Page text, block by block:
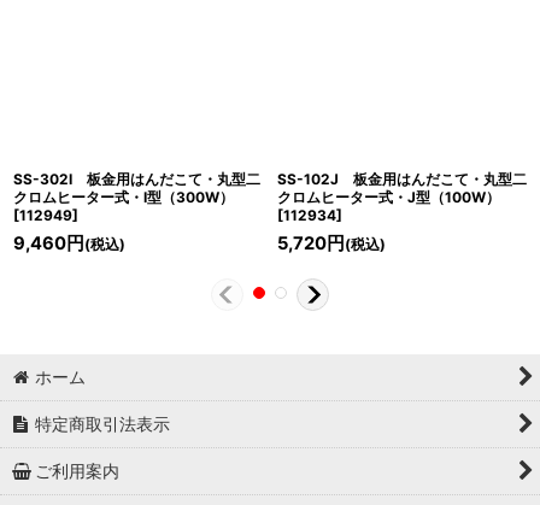
SS-302I 板金用はんだこて・丸型二
クロムヒーター式・I型（300W）
[112949]
9,460円 (税込)
SS-102J 板金用はんだこて・丸型二
クロムヒーター式・J型（100W）
[112934]
5,720円 (税込)
ホーム
特定商取引法表示
ご利用案内